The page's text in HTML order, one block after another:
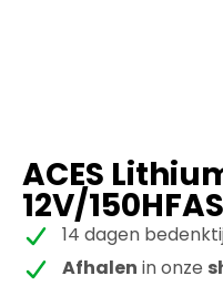
ACES
12V/
14 dagen
Afhalen in onze